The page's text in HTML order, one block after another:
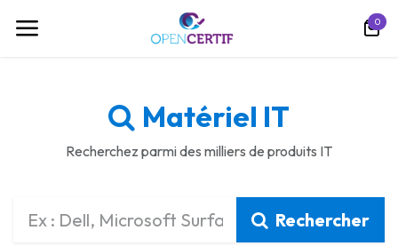
0
Matériel IT
Recherchez parmi des milliers de produits IT
Rechercher